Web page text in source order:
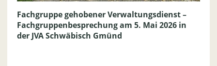
Fachgruppe gehobener Verwaltungsdienst –
Fachgruppenbesprechung am 5. Mai 2026 in
der JVA Schwäbisch Gmünd